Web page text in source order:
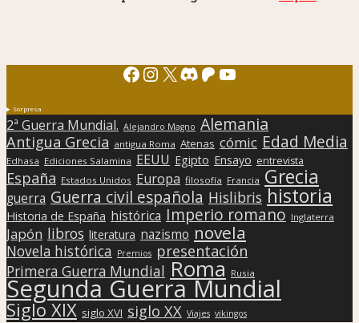
Facebook
Instagram
X Discord
Patreon
YouTube
Sorpresa
2ª Guerra Mundial. Alejandro Magno Alemania
Antigua Grecia antigua Roma Atenas cómic Edad Media
Edhasa Ediciones Salamina EEUU Egipto Ensayo entrevista
España Estados Unidos Europa filosofía Francia Grecia
guerra Guerra civil española Hislibris historia
Historia de España histórica Imperio romano Inglaterra
Japón libros literatura nazismo novela
Novela histórica Premios presentación
Primera Guerra Mundial Roma Rusia
Segunda Guerra Mundial
Siglo XIX siglo XVI siglo XX Viajes vikingos